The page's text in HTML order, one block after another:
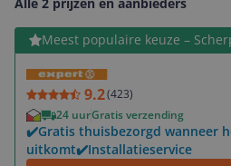
Meest populaire keuze –
9.2(423)
24 uurGratis verzending
✔️Gratis thuisbezorgd wanneer
uitkomt✔️Installatieservice
Bekijk product